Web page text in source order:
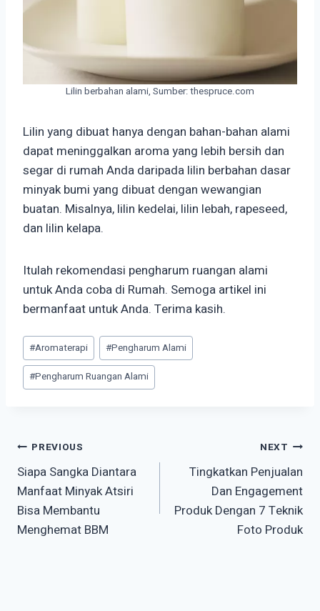
Lilin berbahan alami, Sumber: thespruce.com
Lilin yang dibuat hanya dengan bahan-bahan alami
dapat meninggalkan aroma yang lebih bersih dan
segar di rumah Anda daripada lilin berbahan dasar
minyak bumi yang dibuat dengan wewangian
buatan. Misalnya, lilin kedelai, lilin lebah, rapeseed,
dan lilin kelapa.
Itulah rekomendasi pengharum ruangan alami
untuk Anda coba di Rumah. Semoga artikel ini
bermanfaat untuk Anda. Terima kasih.
Post
Tags:
#Aromaterapi #Pengharum Alami
#Pengharum Ruangan Alami
Post
navigation
PREVIOUS
Siapa Sangka Diantara
Manfaat Minyak Atsiri
Bisa Membantu
Menghemat BBM
NEXT
Tingkatkan Penjualan
Dan Engagement
Produk Dengan 7 Teknik
Foto Produk